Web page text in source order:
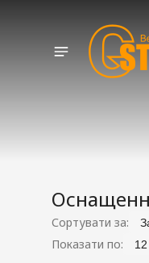
Сортувати за:
Показати по: